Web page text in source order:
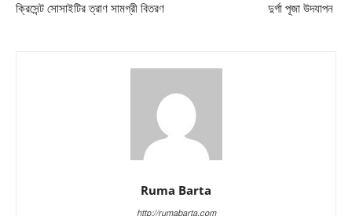
ক্রিসেন্ট সোসাইটির ত্রাণ সামগ্রী বিতরণ
দুর্গা পূজা উদযাপন
Ruma Barta
http://rumabarta.com